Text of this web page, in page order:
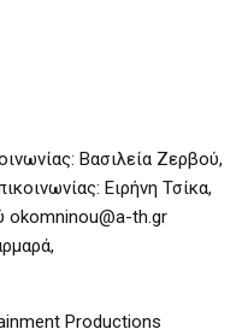
Βασιλεία Ζερβού,
Ειρήνη Τσίκα,
okomninou@a-th.gr
Productions